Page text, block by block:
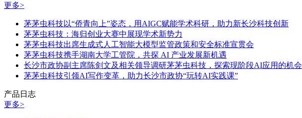
更多>
茅茅虫科技以“侨青向上”姿态，用AIGC赋能学术科研，助力新长沙科技创新
茅茅虫科技：海归创业大赛中展现学术新势力
茅茅虫科技出席生成式人工智能大模型监管政策和安全标准宣贯会
茅茅虫科技携手湖南大学工管院，共探 AI 产业发展新机遇
长沙市政协副主席陈剑文及相关领导调研茅茅虫科技，探索现阶段AI应用的机会
茅茅虫科技引领AI写作变革，助力长沙市政协“玩转AI实践课”
产品日志
更多>